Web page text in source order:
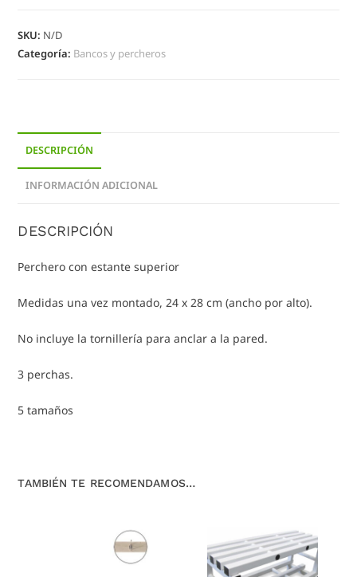
SKU: N/D
Categoría: Bancos y percheros
DESCRIPCIÓN
INFORMACIÓN ADICIONAL
DESCRIPCIÓN
Perchero con estante superior
Medidas una vez montado, 24 x 28 cm (ancho por alto).
No incluye la tornillería para anclar a la pared.
3 perchas.
5 tamaños
TAMBIÉN TE RECOMENDAMOS…